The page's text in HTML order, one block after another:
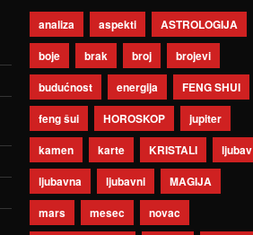
analiza aspekti
ASTROLOGIJA
boje
brak broj
brojevi
budućnost
energija
FENG SHUI
feng šui
HOROSKOP
jupiter
kamen
karte KRISTALI
ljubav
ljubavna
ljubavni
MAGIJA
mars
mesec
novac